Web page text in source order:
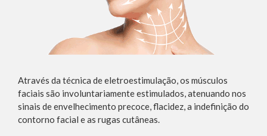
Através da técnica de eletroestimulação, os músculos
faciais são involuntariamente estimulados, atenuando nos
sinais de envelhecimento precoce, flacidez, a indefinição do
contorno facial e as rugas cutâneas.